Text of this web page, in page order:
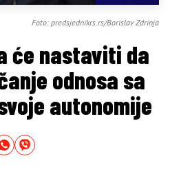
Foto: predsjednikrs.rs/Borislav Zdrinja
će nastaviti da
odnosa sa
autonomije